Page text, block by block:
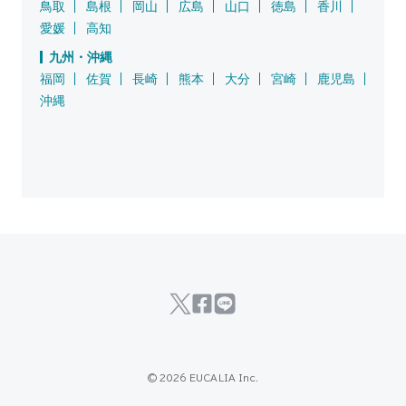
鳥取 島根 岡山 広島 山口 徳島
香川
愛媛
高知
九州・沖縄
福岡
佐賀 長崎 熊本 大分 宮崎
鹿児島
沖縄
© 2026 EUCALIA Inc.